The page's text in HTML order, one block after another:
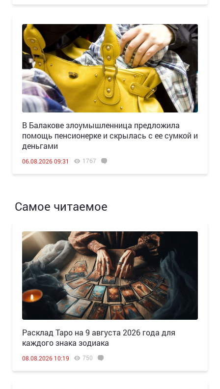
В Балакове злоумышленница предложила
помощь пенсионерке и скрылась с ее сумкой и
деньгами
06.08.2026 09:31 1767
Самое читаемое
Расклад Таро на 9 августа 2026 года для
каждого знака зодиака
08.08.2026 10:19 750